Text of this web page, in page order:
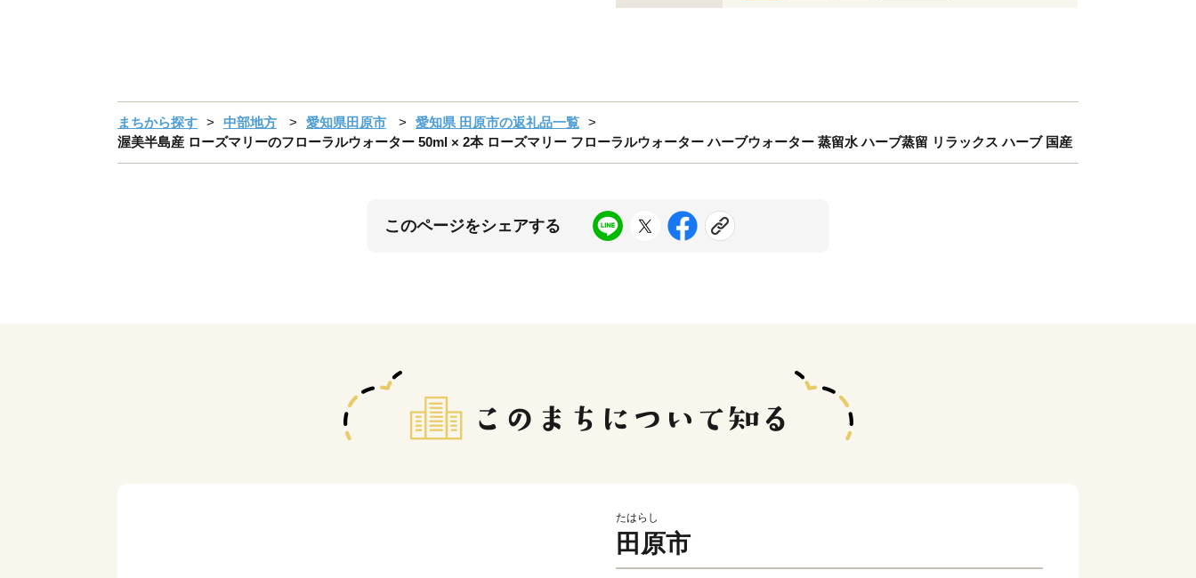
まちから探す 中部地方 愛知県田原市
愛知県 田原市の返礼品一覧
渥美半島産 ローズマリーのフローラルウォーター 50ml × 2本 ローズマリー フローラルウォーター ハーブウォーター 蒸留水 ハーブ蒸留 リラックス ハーブ 国産
このページをシェアする
たはらし
田原市